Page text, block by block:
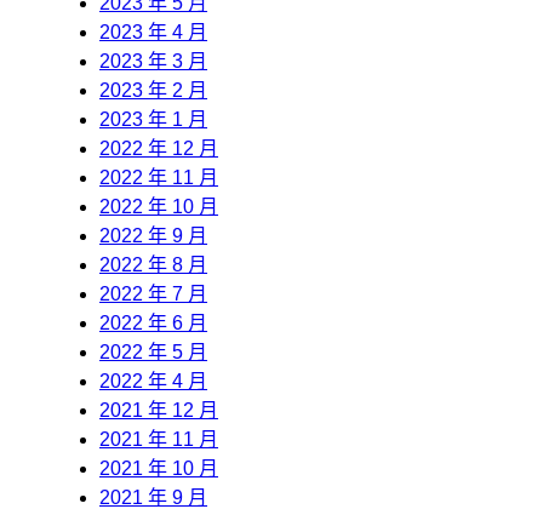
2023 年 4 月
2023 年 3 月
2023 年 2 月
2023 年 1 月
2022 年 12 月
2022 年 11 月
2022 年 10 月
2022 年 9 月
2022 年 8 月
2022 年 7 月
2022 年 6 月
2022 年 5 月
2022 年 4 月
2021 年 12 月
2021 年 11 月
2021 年 10 月
2021 年 9 月